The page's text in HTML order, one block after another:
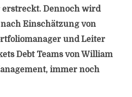
Dennoch wird
Einschätzung von
und Leiter
Debt Teams von William
immer noch